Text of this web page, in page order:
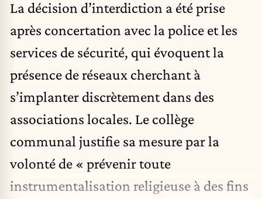
La décision d’interdiction a été prise
après concertation avec la police et les
services de sécurité, qui évoquent la
présence de réseaux cherchant à
s’implanter discrètement dans des
associations locales. Le collège
communal justifie sa mesure par la
volonté de « prévenir toute
instrumentalisation religieuse à des fins